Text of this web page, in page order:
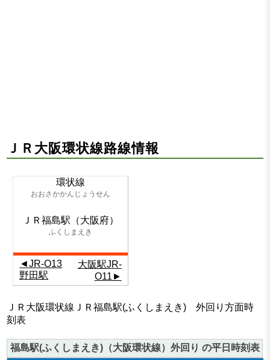
ＪＲ大阪環状線路線情報
環状線
おおさかかんじょうせん
ＪＲ福島駅（大阪府）
ふくしまえき
◄JR-O13
野田駅
大阪駅JR-
O11►
ＪＲ大阪環状線ＪＲ福島駅(ふくしまえき) 外回り方面時
刻表
福島駅(ふくしまえき)（大阪環状線）外回り の平日時刻表